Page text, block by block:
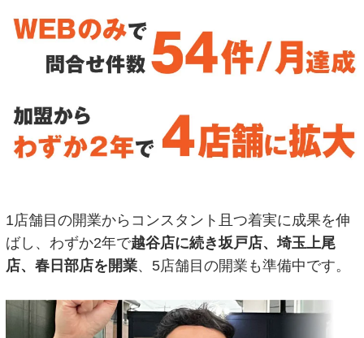
1店舗目の開業からコンスタント且つ着実に成果を伸
ばし、わずか2年で越谷店に続き坂戸店、埼玉上尾
店、春日部店を開業、5店舗目の開業も準備中です。